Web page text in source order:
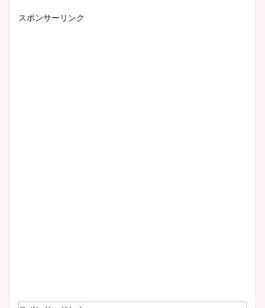
スポンサーリンク